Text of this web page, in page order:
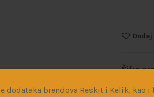
dodataka brendova Reskit i Kelik, kao i
Šifra